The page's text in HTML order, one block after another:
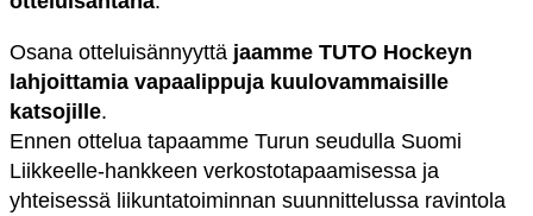
Osana otteluisännyyttä jaamme TUTO Hockeyn
lahjoittamia vapaalippuja kuulovammaisille
katsojille.
Ennen ottelua tapaamme Turun seudulla Suomi
Liikkeelle-hankkeen verkostotapaamisessa ja
yhteisessä liikuntatoiminnan suunnittelussa ravintola